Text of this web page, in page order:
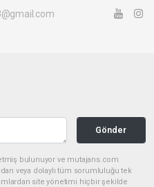
Gönder
bulunuyor ve mutajans.com
veya dolaylı tüm sorumluluğu tek
site yönetimi hiçbir şekilde